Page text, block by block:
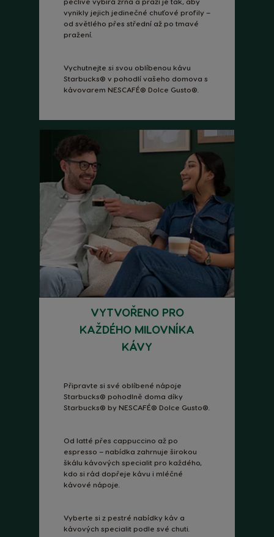
vynikly jejich jedinečné chuťové profily –
od světlého přes střední až po tmavé
pražení.
Vychutnejte si svou oblíbenou kávu
Starbucks® v pohodlí vašeho domova s
kávovarem NESCAFÉ® Dolce Gusto®.
VYTVOŘENO PRO
KAŽDÉHO MILOVNÍKA
KÁVY
Připravte si své oblíbené nápoje
Starbucks® pohodlně doma díky
Starbucks® by NESCAFÉ® Dolce Gusto®.
Od latté přes cappuccino až po
espresso – nabídka zahrnuje širokou
škálu kávových specialit pro každého,
kdo si rád dopřeje kávu i mléčné
kávové nápoje.
Vyberte si z pestré nabídky káv a
kávových specialit podle své chuti.